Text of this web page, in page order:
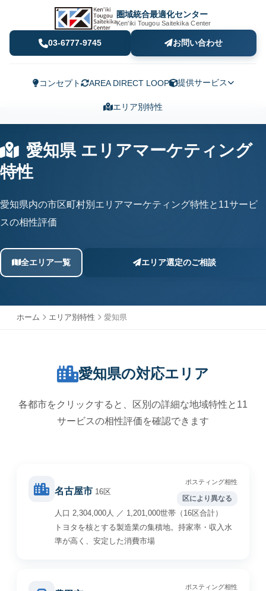
圏域統合最適化センター
Ken'iki Tougou Saitekika Center
03-6777-9745 お問い合わせ
コンセプト AREA DIRECT LOOP 提供サービス
エリア別特性
愛知県 エリアマーケティング
特性
愛知県内の市区町村別エリアマーケティング特性と11サービ
スの相性評価
全エリア一覧 エリア選定のご相談
ホーム エリア別特性 愛知県
愛知県の対応エリア
各都市をクリックすると、区別の詳細な地域特性と11
サービスの相性評価を確認できます
名古屋市 16区
ポスティング相性
区により異なる
人口 2,304,000人 ／ 1,201,000世帯（16区合計）
トヨタを核とする製造業の集積地。持家率・収入水
準が高く、安定した消費市場
ポスティング相性